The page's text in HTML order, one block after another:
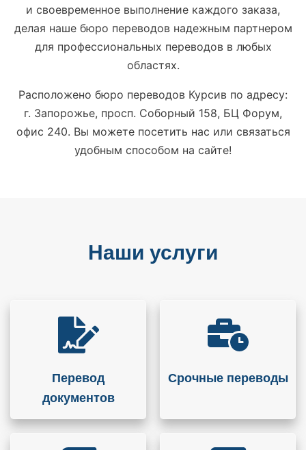
и своевременное выполнение каждого заказа,
делая наше бюро переводов надежным партнером
для профессиональных переводов в любых
областях.
Расположено бюро переводов Курсив по адресу:
г. Запорожье, просп. Соборный 158, БЦ Форум,
офис 240. Вы можете посетить нас или связаться
удобным способом на сайте!
Наши услуги
Перевод
документов
Срочные переводы